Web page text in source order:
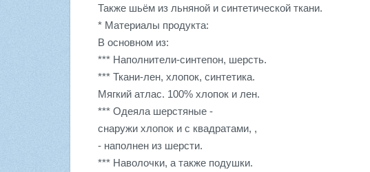
Также шьём из льняной и синтетической ткани.
* Материалы продукта:
В основном из:
*** Наполнители-синтепон, шерсть.
*** Ткани-лен, хлопок, синтетика.
Мягкий атлас. 100% хлопок и лен.
*** Одеяла шерстяные -
снаружи хлопок и с квадратами, ,
- наполнен из шерсти.
*** Наволочки, а также подушки.